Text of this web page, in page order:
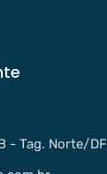
- Tag. Norte/DF